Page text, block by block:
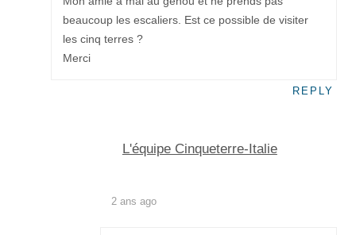
beaucoup les escaliers. Est ce possible de visiter
les cinq terres ?
Merci
REPLY
L'équipe Cinqueterre-Italie
2 ans ago